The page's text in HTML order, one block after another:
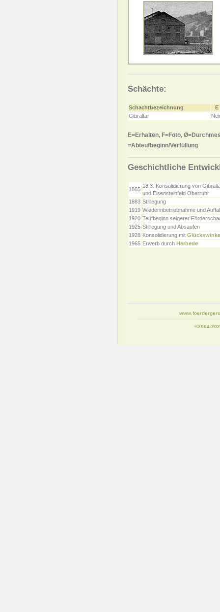
Schächte:
Schachtbezeichnung
E
Gibraltar
E=Erhalten, F=Foto,
=Abteufbeginn/Verfüllung
Geschichtliche
1865
18.3. Konsolidierung von
und Eisensteinfeld Oberruhr
1883 Stilllegung
1919 Wiederinbetriebnahme und
1920 Teufbeginn seigerer
1925 Stilllegung und Absaufen
1928 Konsolidierung mit
1965 Erwerb durch Herbede
©2004-